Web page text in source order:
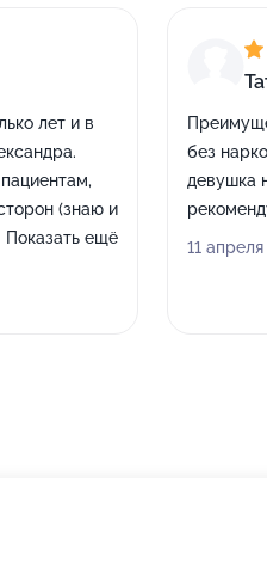
лет и в
(знаю и
Показать ещё
без
девушка
11